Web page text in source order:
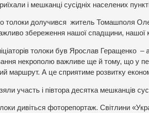
і мешканці сусідніх населених
толоки долучився житель Томашполя
збереження нашої спадщини, нашої
толоки був Ярослав Геращенко –
некрополю важливе ще й тому, що у
маршрут. А це сприятиме розвитку
участь і півтора десятка мешканців
дивіться фоторепортаж. Світлини